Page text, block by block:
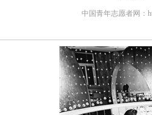
中国青年志愿者网：